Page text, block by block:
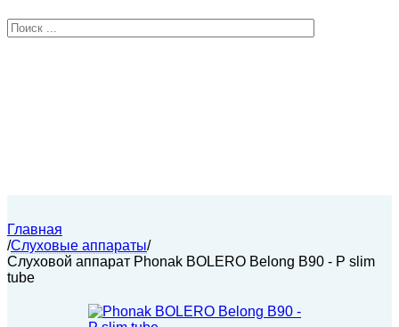
Главная
/Слуховые аппараты/
Слуховой аппарат Phonak BOLERO Belong B90 - P slim
tube